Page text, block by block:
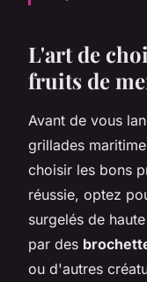
L'art de
fruits de
Avant de vous
grillades
choisir les bons
réussie, optez
surgelés de
par des
ou d'autres